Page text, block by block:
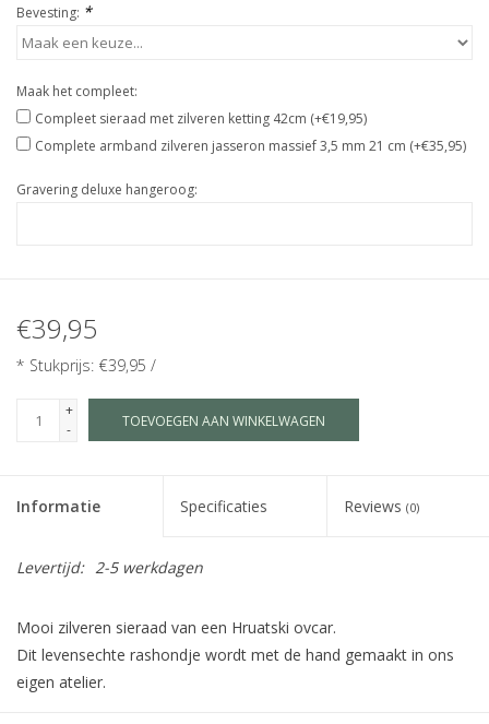
Bevesting: *
Maak het compleet:
Compleet sieraad met zilveren ketting 42cm (+€19,95)
Complete armband zilveren jasseron massief 3,5 mm 21 cm (+€35,95)
Gravering deluxe hangeroog:
€39,95
* Stukprijs: €39,95 /
+
-
TOEVOEGEN AAN WINKELWAGEN
Informatie Specificaties Reviews (0)
Levertijd: 2-5 werkdagen
Mooi zilveren sieraad van een Hruatski ovcar.
Dit levensechte rashondje wordt met de hand gemaakt in ons
eigen atelier.